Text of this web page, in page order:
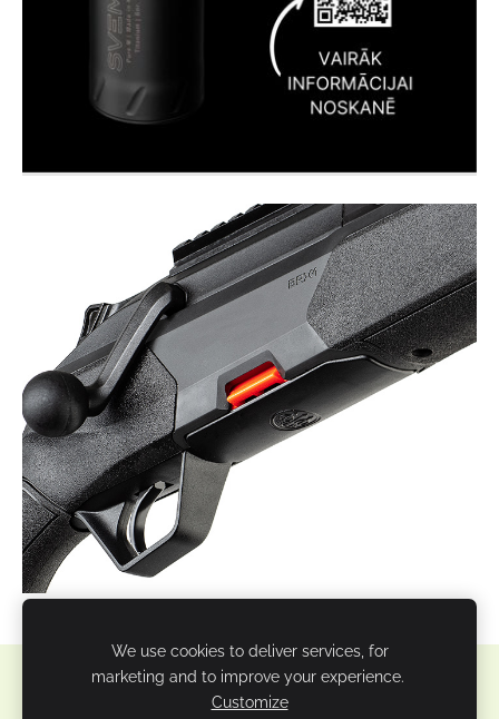
Sīkdatnes
We use cookies to deliver services, for
marketing and to improve your experience.
Customize